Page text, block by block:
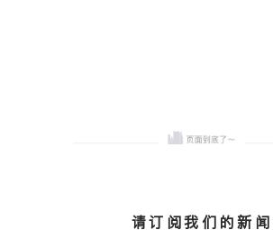
请订阅我们的新闻